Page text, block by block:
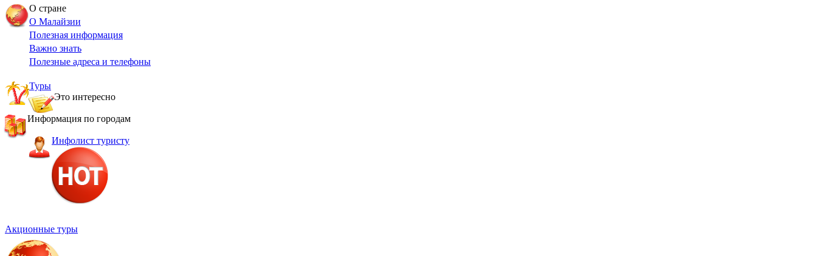
О стране
О Малайзии
Полезная информация
Важно знать
Полезные адреса и телефоны
Туры
Это интересно
Топ-6 лучших островов Малайзии
Информация по городам
Куала-Лумпур
Лангкави
Пенанг
Инфолист туристу
Акционные туры